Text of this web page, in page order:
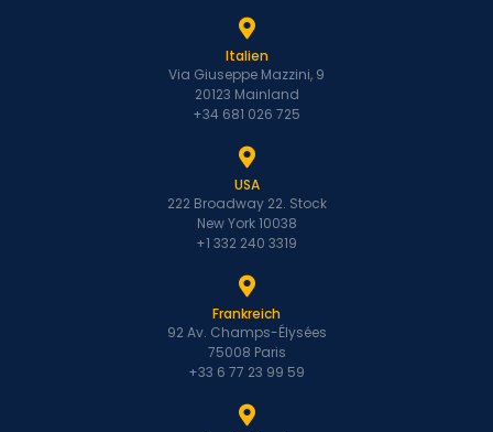
Italien
Via Giuseppe Mazzini, 9
20123 Mainland
+34 681 026 725
USA
222 Broadway 22. Stock
New York 10038
+1 332 240 3319
Frankreich
92 Av. Champs-Élysées
75008 Paris
+33 6 77 23 99 59